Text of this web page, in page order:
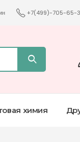
+7(499)-705-65-
химия